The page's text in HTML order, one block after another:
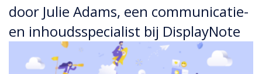
door Julie Adams, een communicatie-
en inhoudsspecialist bij DisplayNote